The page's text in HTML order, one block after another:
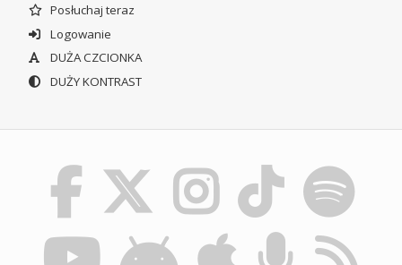
Posłuchaj teraz
Logowanie
DUŻA CZCIONKA
DUŻY KONTRAST